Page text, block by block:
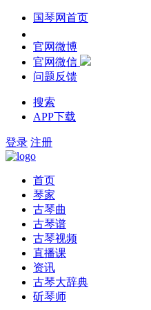
国琴网首页
官网微博
官网微信
问题反馈
搜索
APP下载
登录 注册
首页
琴家
古琴曲
古琴谱
古琴视频
直播课
资讯
古琴大辞典
斫琴师